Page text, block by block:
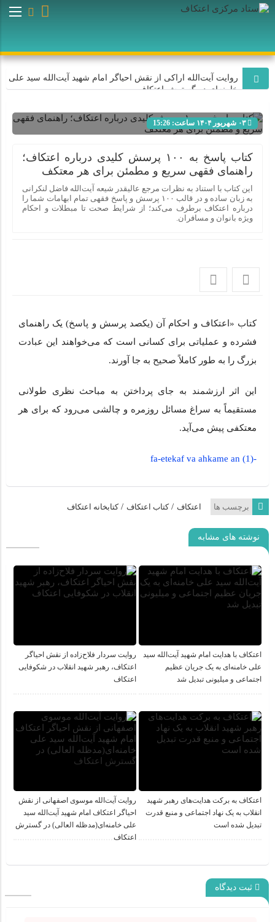
امام رضا (علیه
روایت آیت‌الله اراکی از نقش احیاگر امام شهید آیت‌الله سید علی
خامنه‌ای در گسترش اعتکاف
اعتکاف با هدایت امام شهید آیت‌الله سید علی خامنه‌ای به یک
جریان عظیم اجتماعی و میلیونی تبدیل شد
روایت سردار فلاح‌زاده از نقش احیاگر اعتکاف، رهبر شهید انقلاب
در شکوفایی اعتکاف
اعتکاف به برکت هدایت‌های رهبر شهید انقلاب به یک نهاد اجتماعی
روایت آیت‌الله موسوی اصفهانی از نقش احیاگر اعتکاف امام
شهید آیت‌الله سید علی خامنه‌ای(مدظله العالی) در گسترش
اعتکاف
امام شهید آیت‌الله خامنه‌ای با احیای سنت اعتکاف، معنویت را در
جامعه گسترش داد
پیکر مطهر رهبر شهید انقلاب در قم
دعوت ستاد مرکزی اعتکاف به حضور در مراسم بزرگداشت قائد
۰۳ شهریور ۱۴۰۴ ساعت: 15:26
کتاب پاسخ به ۱۰۰ پرسش کلیدی درباره اعتکاف؛
راهنمای فقهی سریع و مطمئن برای هر معتکف
این کتاب با استناد به نظرات مرجع عالیقدر شیعه آیت‌الله فاضل لنکرانی
به زبان ساده و در قالب ۱۰۰ پرسش و پاسخ فقهی تمام ابهامات شما را
درباره اعتکاف برطرف می‌کند؛ از شرایط صحت تا مبطلات و احکام
ویژه بانوان و مسافران.
کتاب «اعتکاف و احکام آن (یکصد پرسش و پاسخ) یک راهنمای
فشرده و عملیاتی برای کسانی است که می‌خواهند این عبادت
بزرگ را به طور کاملاً صحیح به جا آورند.
این اثر ارزشمند به جای پرداختن به مباحث نظری طولانی
مستقیماً به سراغ مسائل روزمره و چالشی می‌رود که برای هر
معتکفی پیش می‌آید.
-fa-etekaf va ahkame an (1)
برچسب ها اعتکاف /کتاب اعتکاف /کتابخانه اعتکاف
نوشته های مشابه
اعتکاف با هدایت امام شهید آیت‌الله سید
علی خامنه‌ای به یک جریان عظیم
اجتماعی و میلیونی تبدیل شد
روایت سردار فلاح‌زاده از نقش احیاگر
اعتکاف، رهبر شهید انقلاب در شکوفایی
اعتکاف
اعتکاف به برکت هدایت‌های رهبر شهید
انقلاب به یک نهاد اجتماعی و منبع قدرت
تبدیل شده است
روایت آیت‌الله موسوی اصفهانی از نقش
احیاگر اعتکاف امام شهید آیت‌الله سید
علی خامنه‌ای(مدظله العالی) در گسترش
اعتکاف
ثبت دیدگاه